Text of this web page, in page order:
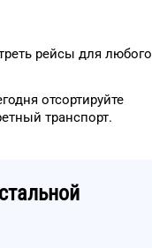
рейсы для любого
отсортируйте
транспорт.